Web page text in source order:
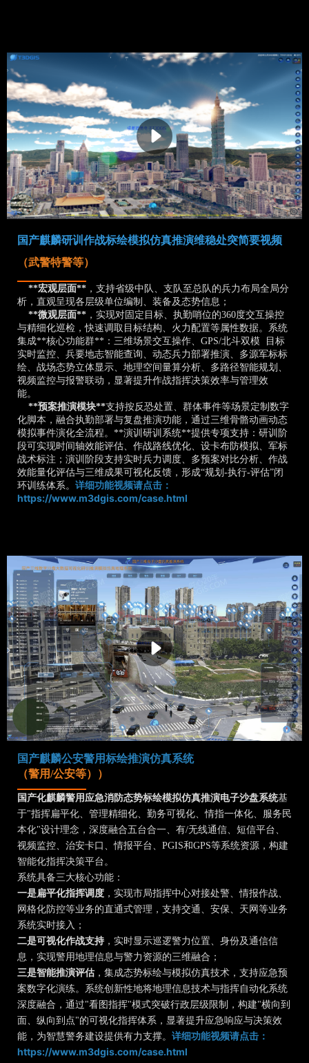
国产麒麟研训作战标绘模拟仿真推演维稳处突简要视频
（武警特警等）
**宏观层面** ，支持省级中队、支队至总队的兵力布局全局分
析，直观呈现各层级单位编制、装备及态势信息；
**微观层面** ，实现对固定目标、执勤哨位的360度交互操控
与精细化巡检，快速调取目标结构、火力配置等属性数据。系统
集成**核心功能群**：三维场景交互操作、GPS/北斗双模 目标
实时监控、兵要地志智能查询、动态兵力部署推演、多源军标标
绘、战场态势立体显示、地理空间量算分析、多路径智能规划、
视频监控与报警联动，显著提升作战指挥决策效率与管理效
能。
**预案推演模块**支持按反恐处置、群体事件等场景定制数字
化脚本，融合执勤部署与复盘推演功能，通过三维骨骼动画动态
模拟事件演化全流程。**演训研训系统**提供专项支持：研训阶
段可实现时间轴效能评估、作战路线优化、设卡布防模拟、军标
战术标注；演训阶段支持实时兵力调度、多预案对比分析、作战
效能量化评估与三维成果可视化反馈，形成“规划-执行-评估”闭
环训练体系。 详细功能视频请点击：
https://www.m3dgis.com/case.html
国产麒麟公安警用标绘推演仿真系统
（警用/公安等））
国产化麒麟警用应急消防态势标绘模拟仿真推演电子沙盘系统基
于"指挥扁平化、管理精细化、勤务可视化、情指一体化、服务民
本化"设计理念，深度融合五台合一、有/无线通信、短信平台、
视频监控、治安卡口、情报平台、PGIS和GPS等系统资源，构建
智能化指挥决策平台。
系统具备三大核心功能：
一是扁平化指挥调度 ，实现市局指挥中心对接处警、情报作战、
网格化防控等业务的直通式管理，支持交通、安保、天网等业务
系统实时接入；
二是可视化作战支持 ，实时显示巡逻警力位置、身份及通信信
息，实现警用地理信息与警力资源的三维融合；
三是智能推演评估 ，集成态势标绘与模拟仿真技术，支持应急预
案数字化演练。系统创新性地将地理信息技术与指挥自动化系统
深度融合，通过"看图指挥"模式突破行政层级限制，构建"横向到
面、纵向到点"的可视化指挥体系，显著提升应急响应与决策效
能，为智慧警务建设提供有力支撑。 详细功能视频请点击：
https://www.m3dgis.com/case.html